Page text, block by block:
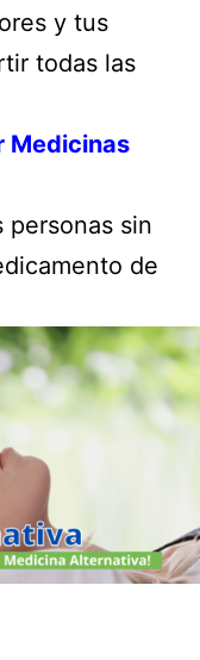
y tus
todas las
Medicinas
personas sin
de